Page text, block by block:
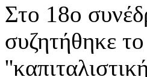
Στο 18ο
συζητήθηκε